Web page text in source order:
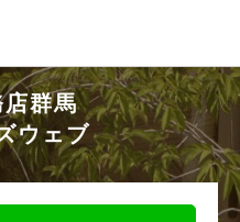
群馬
ウェブ